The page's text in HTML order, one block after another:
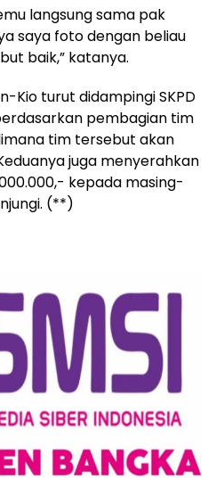
langsung sama pak
saya foto dengan beliau
baik,” katanya.
Kio turut didampingi SKPD
pembagian tim
tim tersebut akan
juga menyerahkan
kepada masing-
(**)